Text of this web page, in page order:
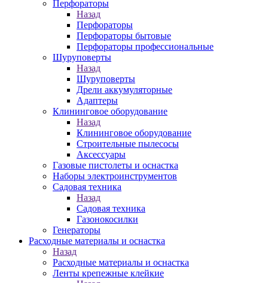
Перфораторы
Назад
Перфораторы
Перфораторы бытовые
Перфораторы профессиональные
Шуруповерты
Назад
Шуруповерты
Дрели аккумуляторные
Адаптеры
Клининговое оборудование
Назад
Клининговое оборудование
Строительные пылесосы
Аксессуары
Газовые пистолеты и оснастка
Наборы электроинструментов
Садовая техника
Назад
Садовая техника
Газонокосилки
Генераторы
Расходные материалы и оснастка
Назад
Расходные материалы и оснастка
Ленты крепежные клейкие